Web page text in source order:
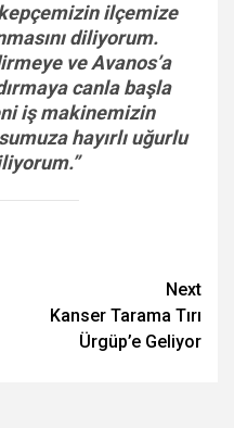
ilçemize
diliyorum.
ve Avanos’a
canla başla
iş makinemizin
hayırlı uğurlu
Next
Kanser Tarama Tırı
Ürgüp’e Geliyor